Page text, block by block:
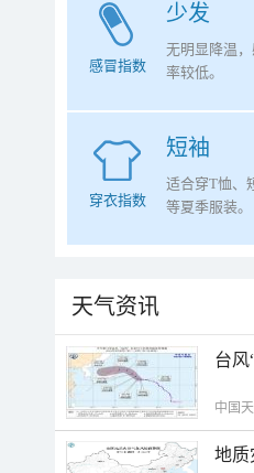
少发
感冒指数
无明显降温
率较低。
短袖
穿衣指数
适合穿T恤、
等夏季服装。
天气资讯
台风
中国
地质